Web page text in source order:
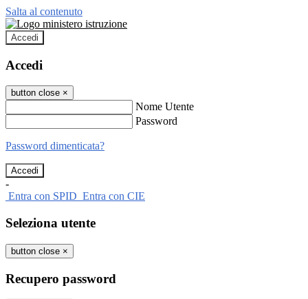
Salta al contenuto
Accedi
Accedi
button close ×
Nome Utente
Password
Password dimenticata?
-
Entra con SPID Entra con CIE
Seleziona utente
button close ×
Recupero password